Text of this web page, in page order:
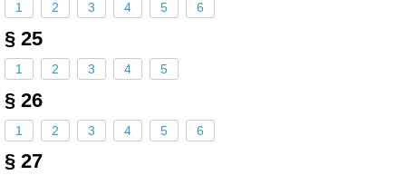
1 2 3 4 5 6
§ 25
1 2 3 4 5
§ 26
1 2 3 4 5 6
§ 27